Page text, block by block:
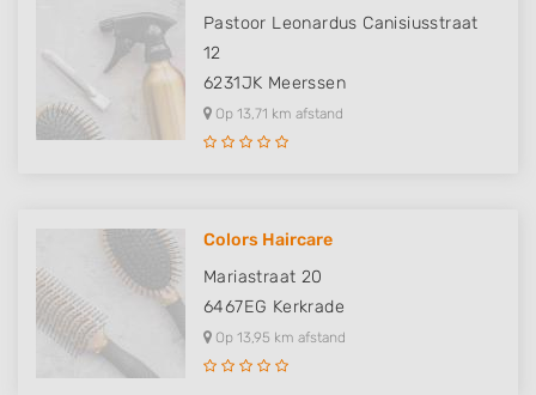
Pastoor Leonardus Canisiusstraat
12
6231JK Meerssen
Op 13,71 km afstand
Colors Haircare
Mariastraat 20
6467EG Kerkrade
Op 13,95 km afstand